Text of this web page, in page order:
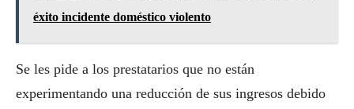
éxito incidente doméstico violento
Se les pide a los prestatarios que no están
experimentando una reducción de sus ingresos debido